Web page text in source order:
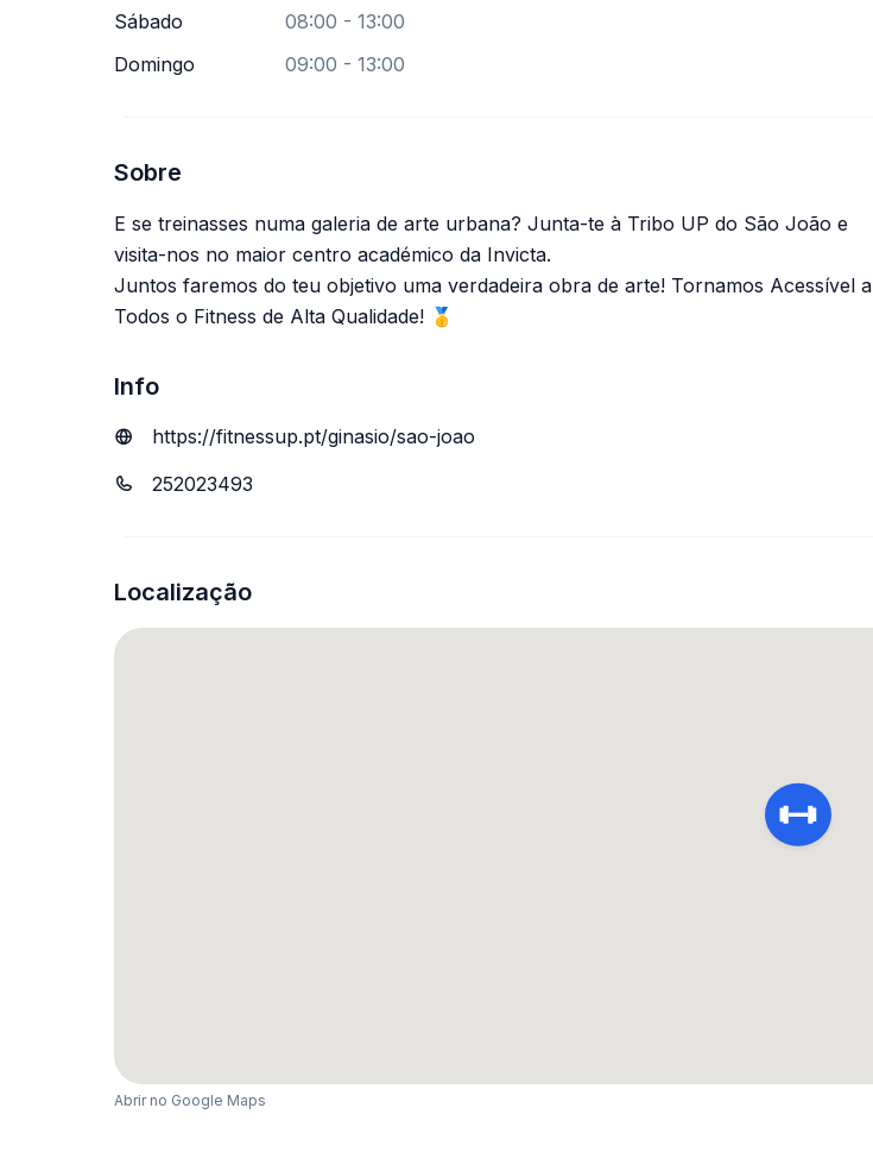
Sábado
08:00 - 13:00
Domingo
09:00 - 13:00
Sobre
E se treinasses numa galeria de arte urbana? Junta-te à Tribo UP do São João e
visita-nos no maior centro académico da Invicta.
Juntos faremos do teu objetivo uma verdadeira obra de arte! Tornamos Acessível a
Todos o Fitness de Alta Qualidade! 🥇
Info
https://fitnessup.pt/ginasio/sao-joao
252023493
Localização
Abrir no Google Maps